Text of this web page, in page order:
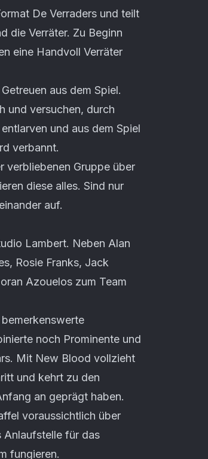
De Verraders und teilt
die Verräter. Zu Beginn
eine Handvoll Verräter
aus dem Spiel.
und versuchen, durch
und aus dem Spiel
verbannt.
verbliebenen Gruppe über
diese alles. Sind nur
auf.
Lambert. Neben Alan
Rosie Franks, Jack
Azouelos zum Team
noch Prominente und
Mit New Blood vollzieht
und kehrt zu den
an geprägt haben.
voraussichtlich über
Anlaufstelle für das
fungieren.